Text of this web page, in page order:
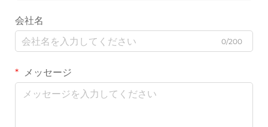
会社名
0/200
メッセージ